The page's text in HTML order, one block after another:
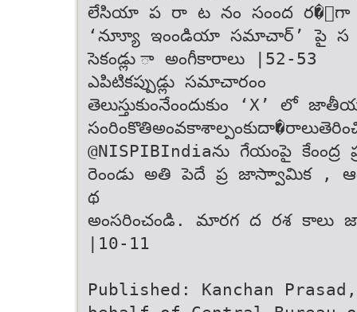
లేసియా ప రా ట నం సంంద ర�ంగా
‘న్యూూ ఇంండియా సమాచార్’ పై
సెకండ్లు ా అంగీకారాలు |52-53
ఎపిటికప్పుడ్లు సమాచారంం
తెలుస్తుకుంనేంందుకుం ‘X’ లో
@NISPIBIndiaను గేయంపై
రెంండు అతి పెదే ప్ర జాస్వాామిక ,
థ
అంసరించండి. మారగ ద రశ కాలు
|10-11
Published: Kanchan